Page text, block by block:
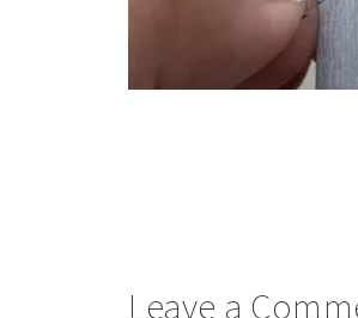
Leave a